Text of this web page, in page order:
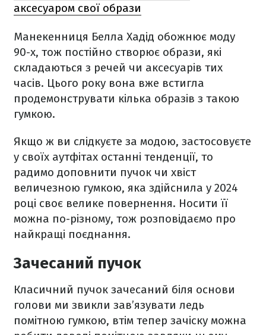
аксесуаром свої образи
Манекенниця Белла Хадід обожнює моду
90-х, тож постійно створює образи, які
складаються з речей чи аксесуарів тих
часів. Цього року вона вже встигла
продемонструвати кілька образів з такою
гумкою.
Якщо ж ви слідкуєте за модою, застосовуєте
у своїх аутфітах останні тенденції, то
радимо доповнити пучок чи хвіст
величезною гумкою, яка здійснила у 2024
році своє велике повернення. Носити її
можна по-різному, тож розповідаємо про
найкращі поєднання.
Зачесаний пучок
Класичний пучок зачесаний біля основи
голови ми звикли зав’язувати ледь
помітною гумкою, втім тепер зачіску можна